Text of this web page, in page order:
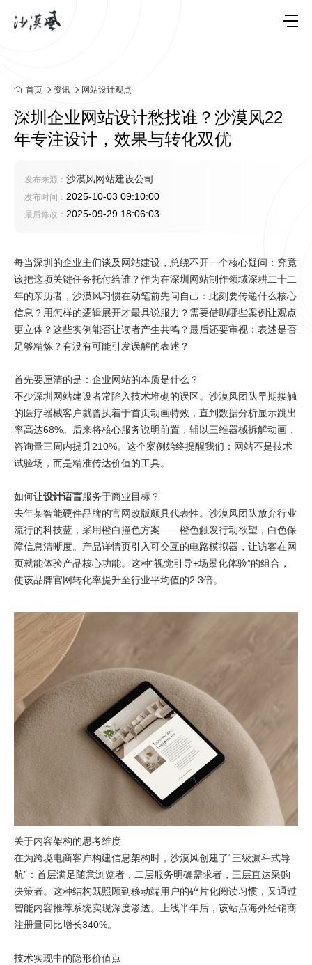
首页 资讯 网站设计观点
深圳企业网站设计愁找谁？沙漠风22
年专注设计，效果与转化双优
发布来源： 沙漠风网站建设公司
发布时间： 2025-10-03 09:10:00
最后修改： 2025-09-29 18:06:03
每当深圳的企业主们谈及网站建设，总绕不开一个核心疑问：究竟
该把这项关键任务托付给谁？作为在深圳网站制作领域深耕二十二
年的亲历者，沙漠风习惯在动笔前先问自己：此刻要传递什么核心
信息？用怎样的逻辑展开才最具说服力？需要借助哪些案例让观点
更立体？这些实例能否让读者产生共鸣？最后还要审视：表述是否
足够精炼？有没有可能引发误解的表述？
首先要厘清的是：企业网站的本质是什么？
不少深圳网站建设者常陷入技术堆砌的误区。沙漠风团队早期接触
的医疗器械客户就曾执着于首页动画特效，直到数据分析显示跳出
率高达68%。后来将核心服务说明前置，辅以三维器械拆解动画，
咨询量三周内提升210%。这个案例始终提醒我们：网站不是技术
试验场，而是精准传达价值的工具。
如何让设计语言服务于商业目标？
去年某智能硬件品牌的官网改版颇具代表性。沙漠风团队放弃行业
流行的科技蓝，采用橙白撞色方案——橙色触发行动欲望，白色保
障信息清晰度。产品详情页引入可交互的电路模拟器，让访客在网
页就能体验产品核心功能。这种“视觉引导+场景化体验”的组合，
使该品牌官网转化率提升至行业平均值的2.3倍。
关于内容架构的思考维度
在为跨境电商客户构建信息架构时，沙漠风创建了“三级漏斗式导
航”：首层满足随意浏览者，二层服务明确需求者，三层直达采购
决策者。这种结构既照顾到移动端用户的碎片化阅读习惯，又通过
智能内容推荐系统实现深度渗透。上线半年后，该站点海外经销商
注册量同比增长340%。
技术实现中的隐形价值点